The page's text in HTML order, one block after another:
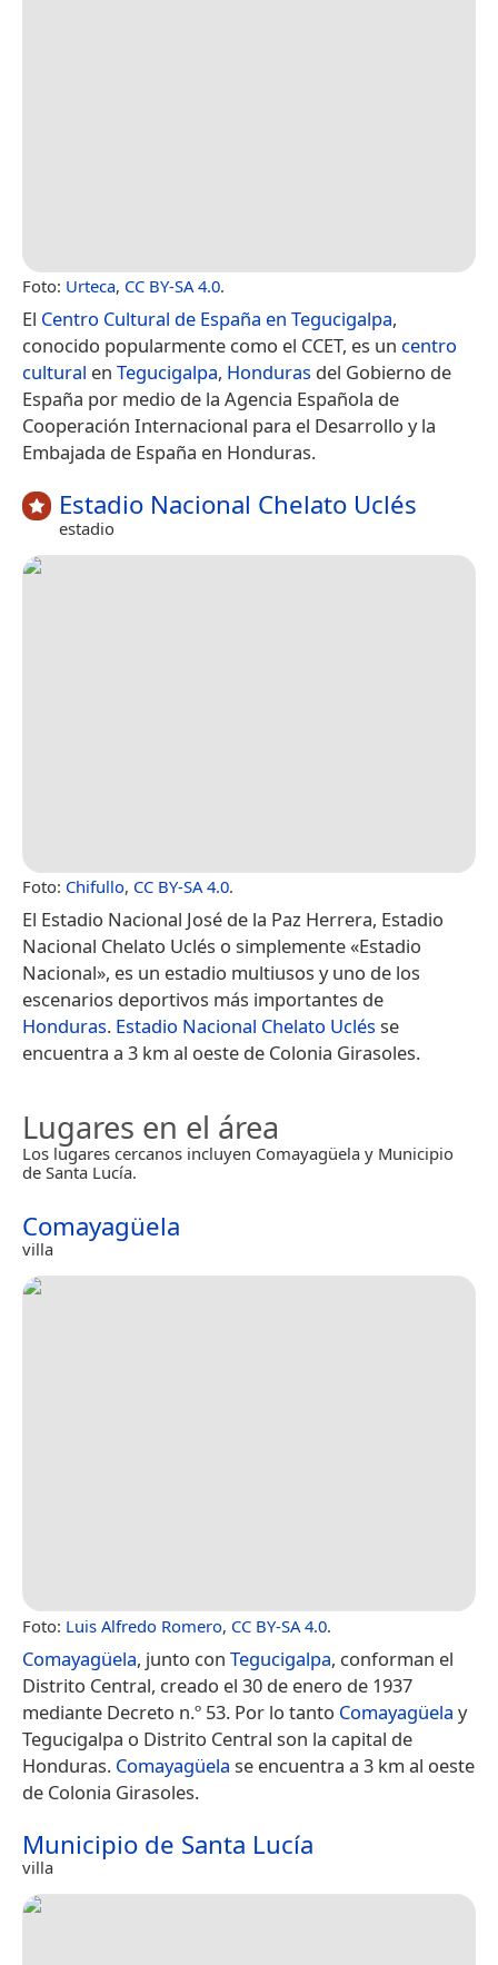
Foto: Urteca, CC BY-SA 4.0.
El Centro Cultural de España en Tegucigalpa,
conocido popularmente como el CCET, es un centro
cultural en Tegucigalpa, Honduras del Gobierno de
España por medio de la Agencia Española de
Cooperación Internacional para el Desarrollo y la
Embajada de España en Honduras.
Estadio Nacional Chelato Uclés
estadio
Foto: Chifullo, CC BY-SA 4.0.
El Estadio Nacional José de la Paz Herrera, Estadio
Nacional Chelato Uclés​ o simplemente «Estadio
Nacional», es un estadio multiusos y uno de los
escenarios deportivos más importantes de
Honduras. Estadio Nacional Chelato Uclésse
encuentra a 3 km al oeste de Colonia Girasoles.
Lugares en el área
Los lugares cercanos incluyen Comayagüela y Municipio
de Santa Lucía.
Comayagüela
villa
Foto: Luis Alfredo Romero, CC BY-SA 4.0.
Comayagüela, junto con Tegucigalpa, conforman el
Distrito Central,​ creado el 30 de enero de 1937
mediante Decreto n.º 53.​ Por lo tanto Comayagüela y
Tegucigalpa o Distrito Central son la capital de
Honduras. Comayagüela se encuentra a 3 km al oeste
de Colonia Girasoles.
Municipio de Santa Lucía
villa